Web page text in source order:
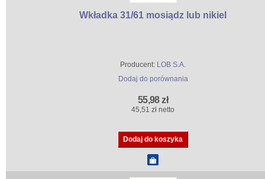
Wkładka 31/61 mosiądz lub nikiel
Producent: LOB S.A.
Dodaj do porównania
55,98 zł
45,51 zł netto